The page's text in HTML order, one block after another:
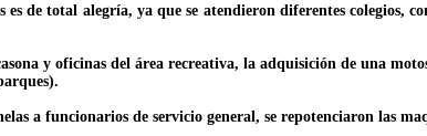
de total alegría, ya que se atendieron diferentes colegios,
y oficinas del área recreativa, la adquisición de una
a funcionarios de servicio general, se repotenciaron las